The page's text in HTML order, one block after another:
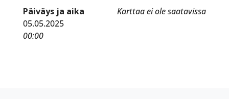
Karttaa ei ole saatavissa
Päiväys ja aika
05.05.2025
00:00